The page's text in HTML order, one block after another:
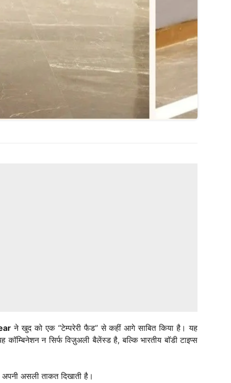
ने खुद को एक “टेम्परेरी फैड” से कहीं आगे साबित किया है। यह
न सिर्फ विज़ुअली बैलेंस्ड है, बल्कि भारतीय बॉडी टाइप्स
असली ताकत दिखाती है।